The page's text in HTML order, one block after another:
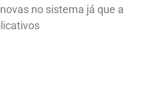
no sistema já que a